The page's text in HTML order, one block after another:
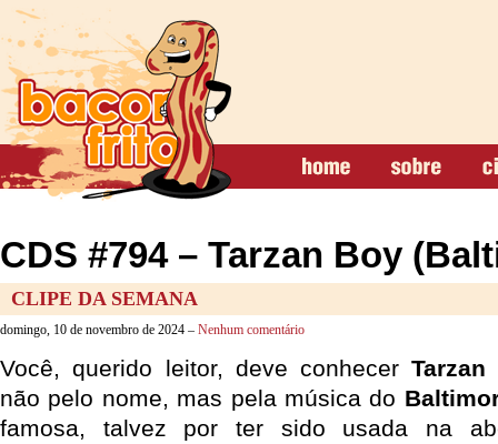
CDS #794 – Tarzan Boy
CLIPE DA SEMANA
domingo, 10 de novembro de 2024 – Nenhum comentário
Você, querido leitor, deve conhecerTarzan
não pelo nome, mas pela música do
famosa, talvez por ter sido usada na